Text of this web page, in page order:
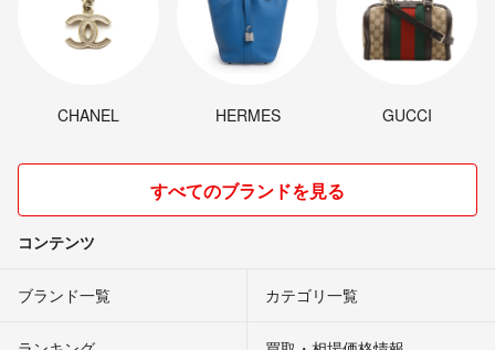
CHANEL HERMES GUCCI
すべてのブランドを見る
コンテンツ
ブランド一覧 カテゴリ一覧